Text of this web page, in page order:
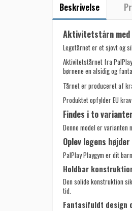
Beskrivelse
Aktivitetstårn med
Legetårnet er et sjovt og
Aktivitetstårnet fra
børnene en alsidig og
Tårnet er produceret af
Produktet opfylder EU
Findes i to varianter
Denne model er varianten
Oplev legens
PalPlay Playgym er dit
Holdbar
Den solide konstruktion
tid.
Fantasifuldt design